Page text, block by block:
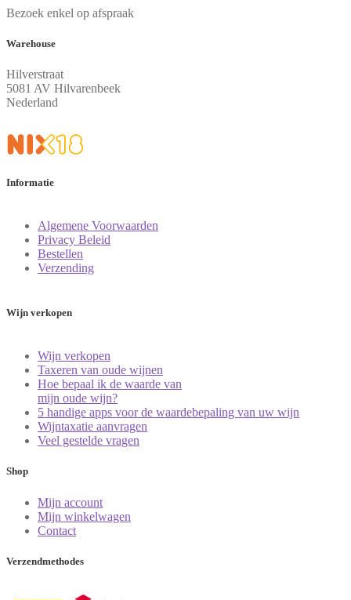
Bezoek enkel op afspraak
Warehouse
Hilverstraat
5081 AV Hilvarenbeek
Nederland
Informatie
Algemene Voorwaarden
Privacy Beleid
Bestellen
Verzending
Wijn verkopen
Wijn verkopen
Taxeren van oude wijnen
Hoe bepaal ik de waarde van
mijn oude wijn?
5 handige apps voor de waardebepaling van uw wijn
Wijntaxatie aanvragen
Veel gestelde vragen
Shop
Mijn account
Mijn winkelwagen
Contact
Verzendmethodes